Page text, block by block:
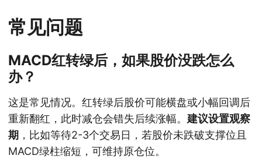
常见问题
MACD红转绿后，如果股价没跌怎么
办？
这是常见情况。红转绿后股价可能横盘或小幅回调后
重新翻红，此时减仓会错失后续涨幅。 建议设置观察
期 ，比如等待2-3个交易日，若股价未跌破支撑位且
MACD绿柱缩短，可维持原仓位。